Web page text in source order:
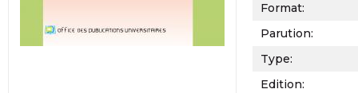
Format:
Parution:
Type:
Edition: